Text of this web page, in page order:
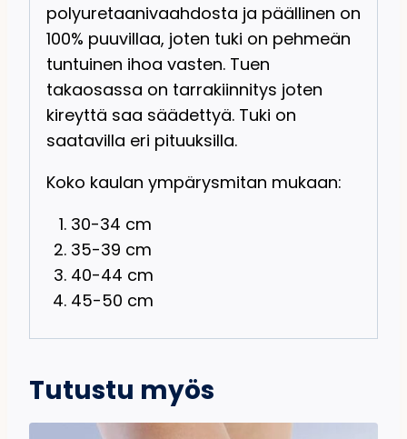
polyuretaanivaahdosta ja päällinen on
100% puuvillaa, joten tuki on pehmeän
tuntuinen ihoa vasten. Tuen
takaosassa on tarrakiinnitys joten
kireyttä saa säädettyä. Tuki on
saatavilla eri pituuksilla.
Koko kaulan ympärysmitan mukaan:
30-34 cm
35-39 cm
40-44 cm
45-50 cm
Tutustu myös